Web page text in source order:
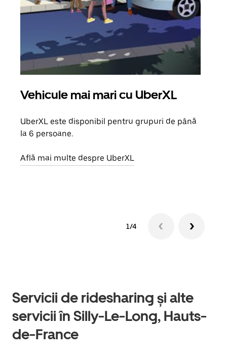
Vehicule mai mari cu UberXL
UberXL este disponibil pentru grupuri de până
la 6 persoane.
Află mai multe despre UberXL
1/4
Servicii de ridesharing și alte
servicii în Silly-Le-Long, Hauts-
de-France